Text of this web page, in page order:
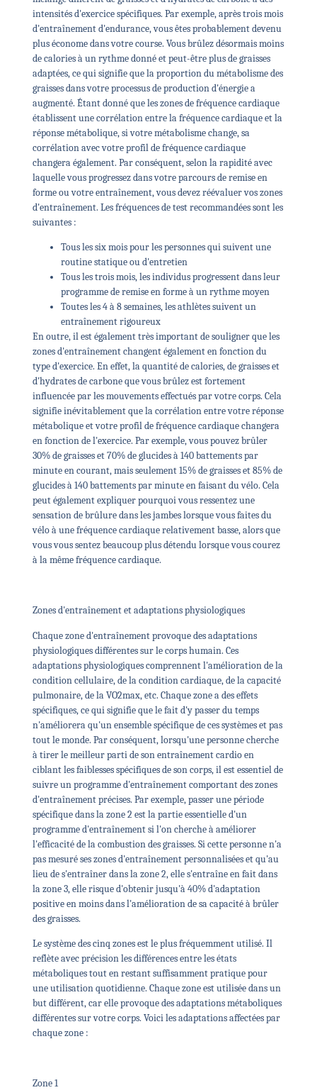
intensités d'exercice spécifiques. Par exemple, après trois mois
d'entraînement d'endurance, vous êtes probablement devenu
plus économe dans votre course. Vous brûlez désormais moins
de calories à un rythme donné et peut-être plus de graisses
adaptées, ce qui signifie que la proportion du métabolisme des
graisses dans votre processus de production d'énergie a
augmenté. Étant donné que les zones de fréquence cardiaque
établissent une corrélation entre la fréquence cardiaque et la
réponse métabolique, si votre métabolisme change, sa
corrélation avec votre profil de fréquence cardiaque
changera également. Par conséquent, selon la rapidité avec
laquelle vous progressez dans votre parcours de remise en
forme ou votre entraînement, vous devez réévaluer vos zones
d'entraînement. Les fréquences de test recommandées sont les
suivantes :
Tous les six mois pour les personnes qui suivent une
routine statique ou d'entretien
Tous les trois mois, les individus progressent dans leur
programme de remise en forme à un rythme moyen
Toutes les 4 à 8 semaines, les athlètes suivent un
entraînement rigoureux
En outre, il est également très important de souligner que les
zones d'entraînement changent également en fonction du
type d'exercice. En effet, la quantité de calories, de graisses et
d'hydrates de carbone que vous brûlez est fortement
influencée par les mouvements effectués par votre corps. Cela
signifie inévitablement que la corrélation entre votre réponse
métabolique et votre profil de fréquence cardiaque changera
en fonction de l'exercice. Par exemple, vous pouvez brûler
30% de graisses et 70% de glucides à 140 battements par
minute en courant, mais seulement 15% de graisses et 85% de
glucides à 140 battements par minute en faisant du vélo. Cela
peut également expliquer pourquoi vous ressentez une
sensation de brûlure dans les jambes lorsque vous faites du
vélo à une fréquence cardiaque relativement basse, alors que
vous vous sentez beaucoup plus détendu lorsque vous courez
à la même fréquence cardiaque.
Zones d'entraînement et adaptations physiologiques
Chaque zone d'entraînement provoque des adaptations
physiologiques différentes sur le corps humain. Ces
adaptations physiologiques comprennent l'amélioration de la
condition cellulaire, de la condition cardiaque, de la capacité
pulmonaire, de la VO2max, etc. Chaque zone a des effets
spécifiques, ce qui signifie que le fait d'y passer du temps
n'améliorera qu'un ensemble spécifique de ces systèmes et pas
tout le monde. Par conséquent, lorsqu'une personne cherche
à tirer le meilleur parti de son entraînement cardio en
ciblant les faiblesses spécifiques de son corps, il est essentiel de
suivre un programme d'entraînement comportant des zones
d'entraînement précises. Par exemple, passer une période
spécifique dans la zone 2 est la partie essentielle d'un
programme d'entraînement si l'on cherche à améliorer
l'efficacité de la combustion des graisses. Si cette personne n'a
pas mesuré ses zones d'entraînement personnalisées et qu'au
lieu de s'entraîner dans la zone 2, elle s'entraîne en fait dans
la zone 3, elle risque d'obtenir jusqu'à 40% d'adaptation
positive en moins dans l'amélioration de sa capacité à brûler
des graisses.
Le système des cinq zones est le plus fréquemment utilisé. Il
reflète avec précision les différences entre les états
métaboliques tout en restant suffisamment pratique pour
une utilisation quotidienne. Chaque zone est utilisée dans un
but différent, car elle provoque des adaptations métaboliques
différentes sur votre corps. Voici les adaptations affectées par
chaque zone :
Zone 1